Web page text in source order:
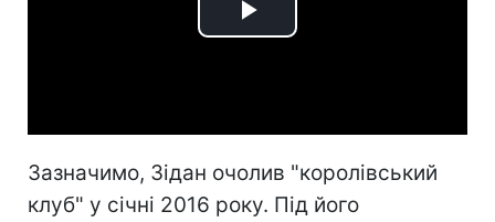
Play
Зазначимо, Зідан очолив "королівський
клуб" у січні 2016 року. Під його